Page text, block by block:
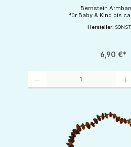
Bernstein
für Baby & Kind bis
Hersteller:
6,90 €*